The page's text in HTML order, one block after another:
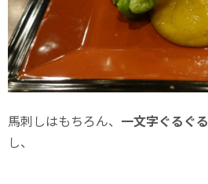
馬刺しはもちろん、 一文字ぐるぐる
し、